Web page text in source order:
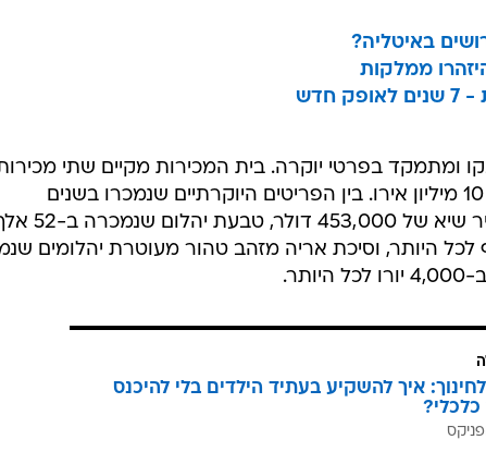
באיטליה?
ממלקות
ומתמקד בפרטי יוקרה. בית המכירות מקיים שתי
בשנה, כל אחת מהן בשווי העולה על 10 מיליון אירו. בין הפריטים היוקרתיים שנמכרו בשנים
האחרונות: שעון רולקס שנמכר במחיר שיא של 453,000 דולר,
למרות ששוויה הוערך ב-25 אלף לכל היותר, וסיכת אריה מזהב טהור מעוטרת יהלומים
איך להשקיע בעתיד הילדים בלי להיכנס